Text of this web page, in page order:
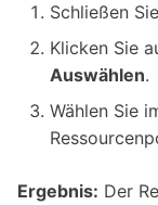
Schließen
Klicken Sie
Auswählen.
Wählen Sie
Ergebnis: Der